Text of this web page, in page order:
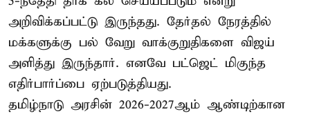
அறிவிக்கப்பட்டு இருந்தது. தேர்தல் நேரத்தில்
மக்களுக்கு பல் வேறு வாக்குறுதிகளை விஜய்
அளித்து இருந்தார். எனவே பட்ஜெட் மிகுந்த
எதிர்பார்ப்பை ஏற்படுத்தியது.
தமிழ்நாடு அரசின் 2026-2027ஆம் ஆண்டிற்கான